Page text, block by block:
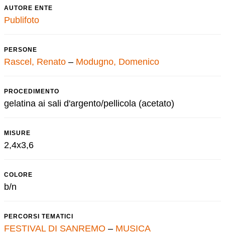
AUTORE ENTE
Publifoto
PERSONE
Rascel, Renato – Modugno, Domenico
PROCEDIMENTO
gelatina ai sali d'argento/pellicola (acetato)
MISURE
2,4x3,6
COLORE
b/n
PERCORSI TEMATICI
FESTIVAL DI SANREMO – MUSICA